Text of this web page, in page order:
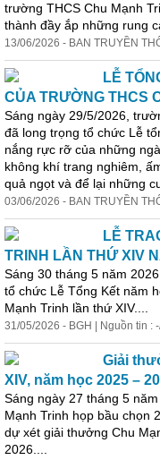
trường THCS Chu Mạnh
thành đầy ắp những rung
13/06/2026 - BAN TRUYỀN
LỄ
CỦA TRƯỜNG THCS
Sáng ngày 29/5/2026,
đã long trọng tổ chức Lễ
nắng rực rỡ của những
không khí trang nghiêm,
quả ngọt và để lại những
03/06/2026 - BAN TRUYỀN
LỄ
TRINH LẦN THỨ XIV
Sáng 30 tháng 5 năm
tổ chức Lễ Tổng Kết năm
Mạnh Trinh lần thứ XIV....
31/05/2026 - BGH | Nguồn tin :
Giải
XIV, năm học 2025 –
Sáng ngày 27 tháng 5
Mạnh Trinh họp bầu chọn
dự xét giải thưởng Chu
2026....